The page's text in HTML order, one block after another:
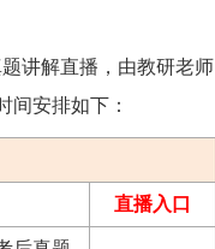
讲解直播，由教研老师
间安排如下：
直播入口